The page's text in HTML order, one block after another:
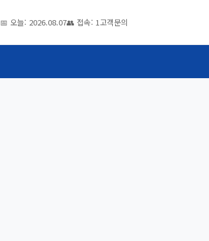
📅 오늘: 2026.08.07👥 접속: 1 고객문의